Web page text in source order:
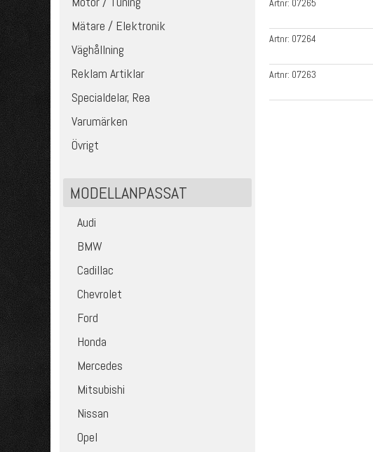
Mätare / Elektronik
Väghållning
Reklam Artiklar
Specialdelar, Rea
Varumärken
Övrigt
MODELLANPASSAT
Audi
BMW
Cadillac
Chevrolet
Ford
Honda
Mercedes
Mitsubishi
Nissan
Opel
Artnr: 07265
Artnr: 07264
Artnr: 07263